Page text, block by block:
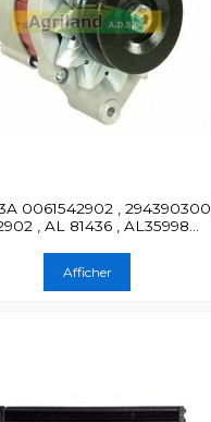
0061542902 , 294390300 ,
, AL 81436 , AL35998...
Afficher